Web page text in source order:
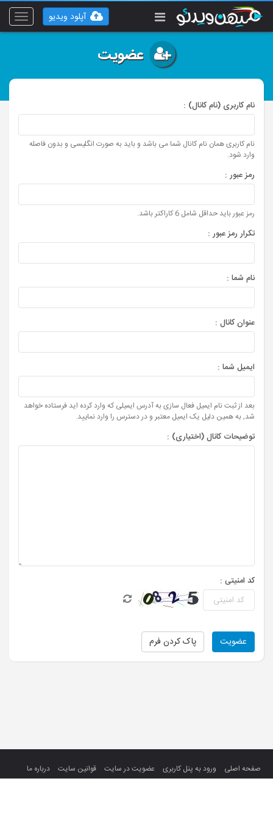
Toggle
آپلود ویدیو
عضویت
نام کاربری (نام کانال) :
نام کاربری همان نام کانال شما می باشد و باید به صورت انگلیسی و بدون فاصله
وارد شود.
رمز عبور :
رمز عبور باید حداقل شامل 6 کاراکتر باشد.
تکرار رمز عبور :
نام شما :
عنوان کانال :
ایمیل شما :
بعد از ثبت نام ایمیل فعال سازی به آدرس ایمیلی که وارد کرده اید فرستاده خواهد
شد, به همین دلیل یک ایمیل معتبر و در دسترس را وارد نمایید.
توضیحات کانال (اختیاری) :
کد امنیتی :
صفحه اصلی ورود به پنل کاربری عضویت در سایت قوانین سایت
درباره ما